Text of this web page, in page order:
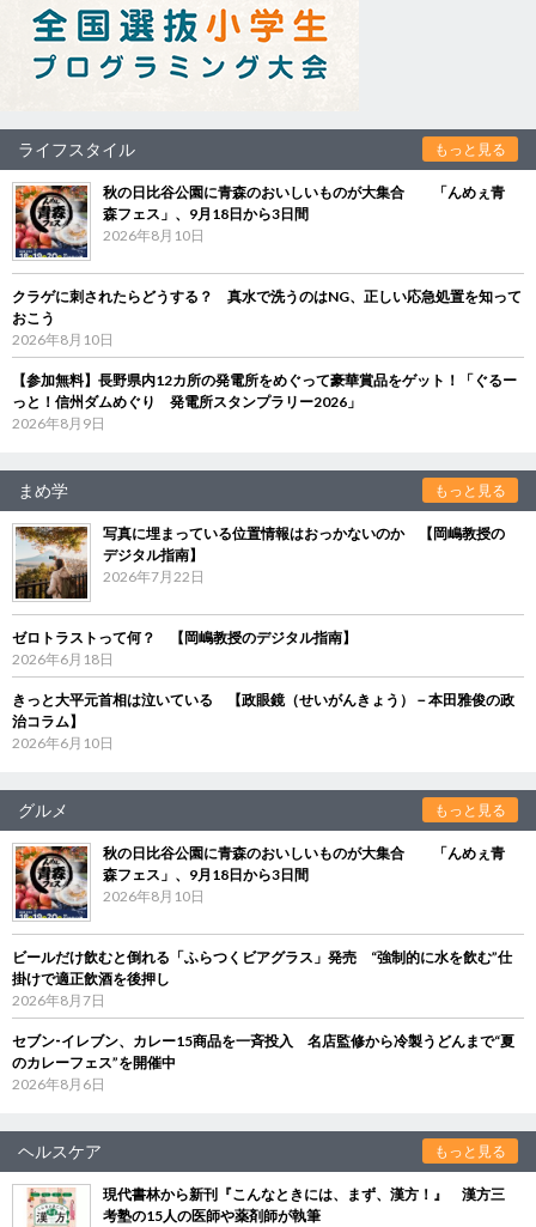
ライフスタイル もっと見る
秋の日比谷公園に青森のおいしいものが大集合 「んめぇ青
森フェス」、9月18日から3日間
2026年8月10日
クラゲに刺されたらどうする？ 真水で洗うのはNG、正しい応急処置を知って
おこう
2026年8月10日
【参加無料】長野県内12カ所の発電所をめぐって豪華賞品をゲット！「ぐるー
っと！信州ダムめぐり 発電所スタンプラリー2026」
2026年8月9日
まめ学 もっと見る
写真に埋まっている位置情報はおっかないのか 【岡嶋教授の
デジタル指南】
2026年7月22日
ゼロトラストって何？ 【岡嶋教授のデジタル指南】
2026年6月18日
きっと大平元首相は泣いている 【政眼鏡（せいがんきょう）－本田雅俊の政
治コラム】
2026年6月10日
グルメ もっと見る
秋の日比谷公園に青森のおいしいものが大集合 「んめぇ青
森フェス」、9月18日から3日間
2026年8月10日
ビールだけ飲むと倒れる「ふらつくビアグラス」発売 “強制的に水を飲む”仕
掛けで適正飲酒を後押し
2026年8月7日
セブン‐イレブン、カレー15商品を一斉投入 名店監修から冷製うどんまで“夏
のカレーフェス”を開催中
2026年8月6日
ヘルスケア もっと見る
現代書林から新刊『こんなときには、まず、漢方！』 漢方三
考塾の15人の医師や薬剤師が執筆